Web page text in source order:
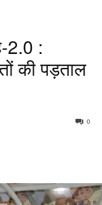
2.0 :
की पड़ताल
0